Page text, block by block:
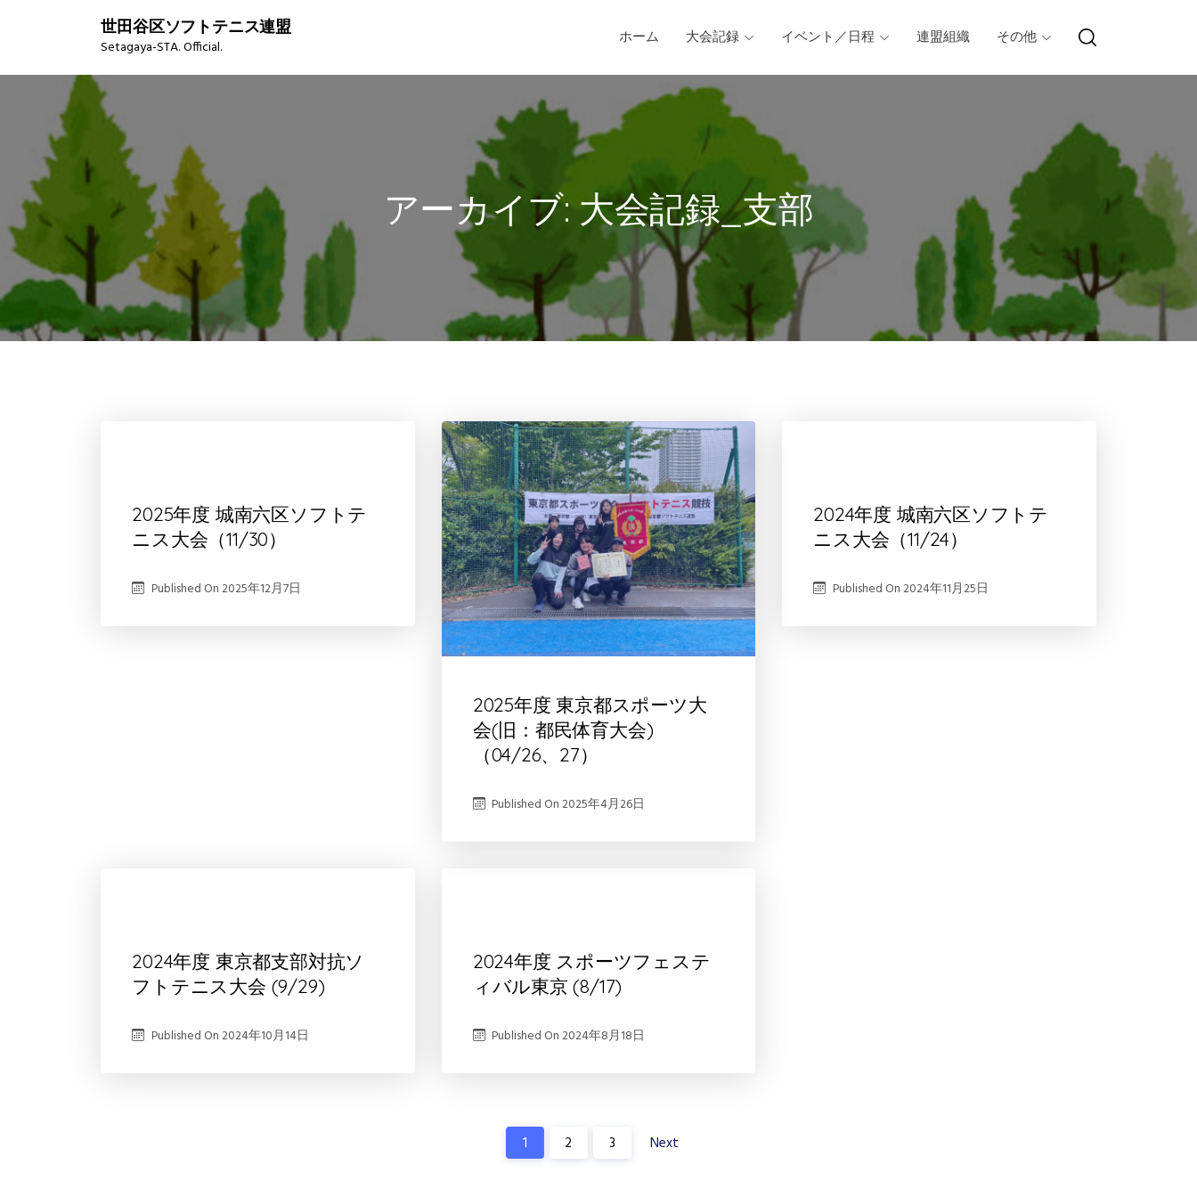
p
世田谷区ソフトテニス連盟
Setagaya-STA. Official. ホーム 大会記録 イベント／日程 連盟組織 その他
アーカイブ: 大会記録_支部
2025年度 城南六区ソフトテ
ニス大会（11/30）
Published On2025年12月7日
2025年度 東京都スポーツ大
会(旧：都民体育大会)
（04/26、27）
Published On2025年4月26日
2024年度 城南六区ソフトテ
ニス大会（11/24）
Published On2024年11月25日
2024年度 東京都支部対抗ソ
フトテニス大会 (9/29)
Published On2024年10月14日
2024年度 スポーツフェステ
ィバル東京 (8/17)
Published On2024年8月18日
投
1 2 3 Next